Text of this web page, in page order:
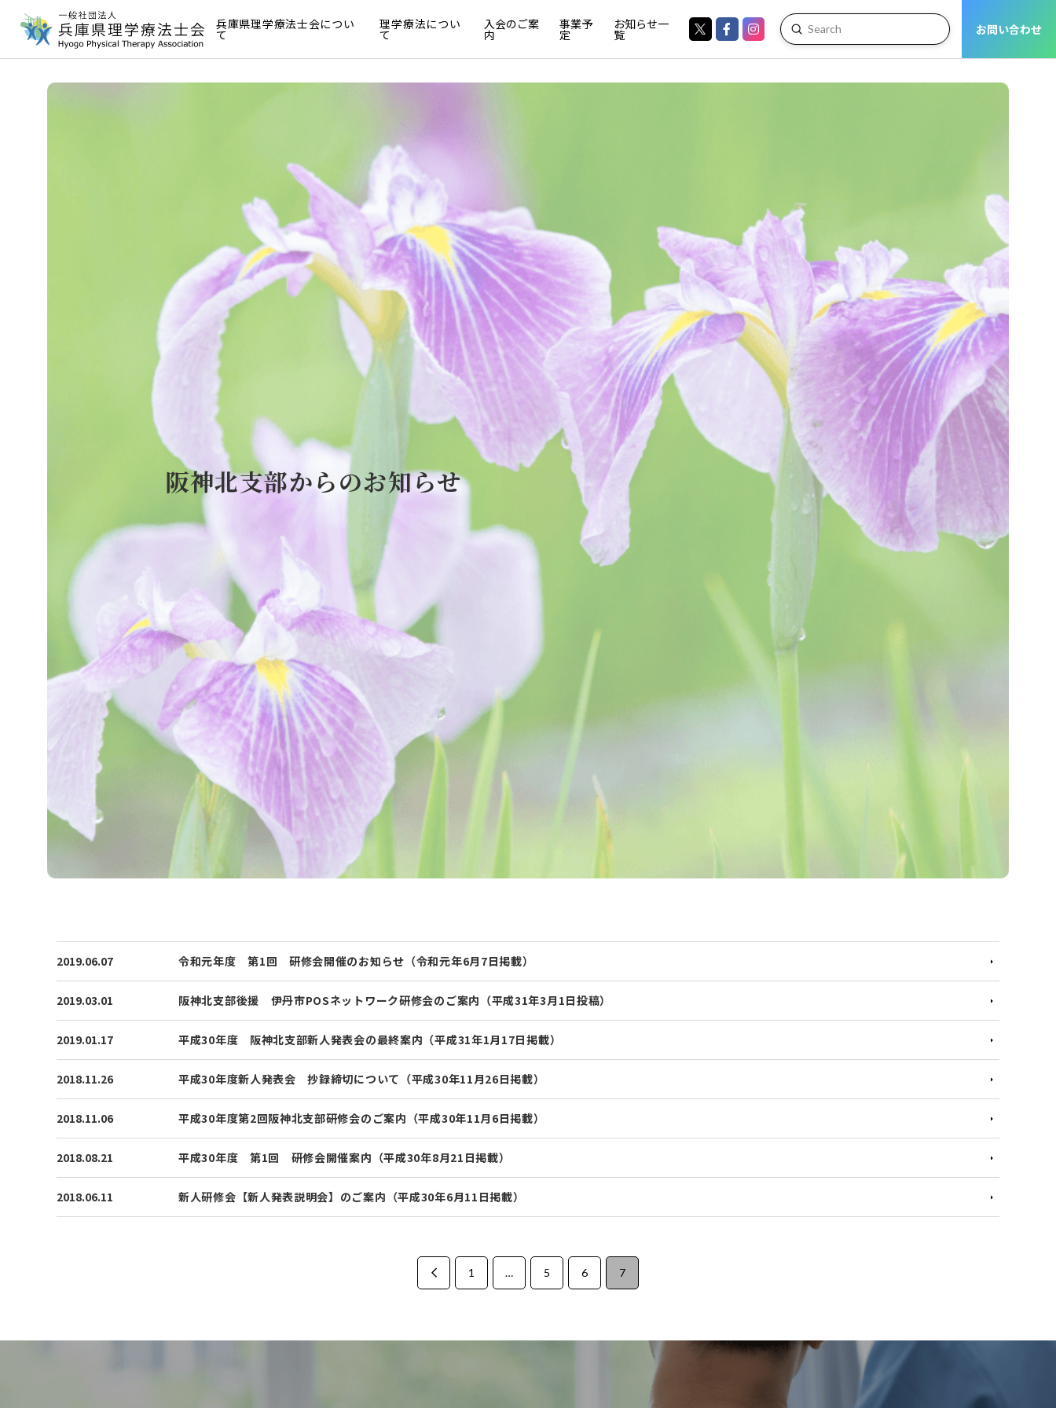
兵庫県理学療法士会につい
て
理学療法につい
て
入会のご案
内
事業予
定
お知らせ一
覧 Search
Submit お問い合わせ
阪神北支部からのお知らせ
2019.06.07 令和元年度 第1回 研修会開催のお知らせ（令和元年6月7日掲載）
2019.03.01 阪神北支部後援 伊丹市POSネットワーク研修会のご案内（平成31年3月1日投稿）
2019.01.17 平成30年度 阪神北支部新人発表会の最終案内（平成31年1月17日掲載）
2018.11.26 平成30年度新人発表会 抄録締切について（平成30年11月26日掲載）
2018.11.06 平成30年度第2回阪神北支部研修会のご案内（平成30年11月6日掲載）
2018.08.21 平成30年度 第1回 研修会開催案内（平成30年8月21日掲載）
2018.06.11 新人研修会【新人発表説明会】のご案内（平成30年6月11日掲載）
Prev 1 … 5 6 7